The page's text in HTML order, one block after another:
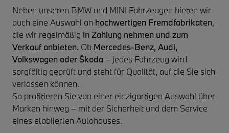
Neben unseren BMW und MINI Fahrzeugen bieten wir
auch eine Auswahl an hochwertigen Fremdfabrikaten,
die wir regelmäßig in Zahlung nehmen und zum
Verkauf anbieten. Ob Mercedes-Benz, Audi,
Volkswagen oder Škoda– jedes Fahrzeug wird
sorgfältig geprüft und steht für Qualität, auf die Sie sich
verlassen können.
So profitieren Sie von einer einzigartigen Auswahl über
Marken hinweg – mit der Sicherheit und dem Service
eines etablierten Autohauses.